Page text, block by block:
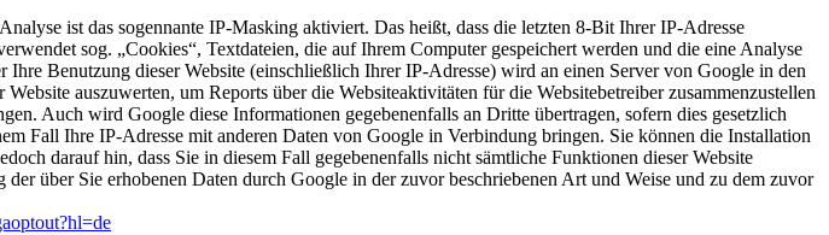
ist das sogennante IP-Masking aktiviert. Das heißt, dass die letzten 8-Bit Ihrer IP-Adresse
sog. „Cookies“, Textdateien, die auf Ihrem Computer gespeichert werden und die eine Analyse
Benutzung dieser Website (einschließlich Ihrer IP-Adresse) wird an einen Server von Google in den
auszuwerten, um Reports über die Websiteaktivitäten für die Websitebetreiber zusammenzustellen
Auch wird Google diese Informationen gegebenenfalls an Dritte übertragen, sofern dies gesetzlich
Fall Ihre IP-Adresse mit anderen Daten von Google in Verbindung bringen. Sie können die Installation
darauf hin, dass Sie in diesem Fall gegebenenfalls nicht sämtliche Funktionen dieser Website
über Sie erhobenen Daten durch Google in der zuvor beschriebenen Art und Weise und zu dem zuvor